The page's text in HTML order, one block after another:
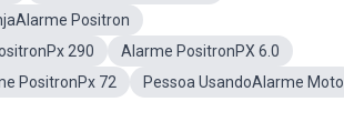
Positron
290
Alarme PositronPX 6.0
PositronPx 72
Pessoa UsandoAlarme Moto